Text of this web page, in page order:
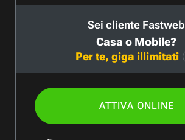
Sei cliente Fastweb
Casa o Mobile?
Per te, giga illimitati
ATTIVA ONLINE